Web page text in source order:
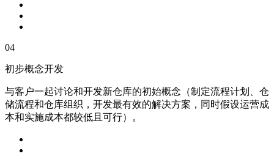
04
初步概念开发
与客户一起讨论和开发新仓库的初始概念（制定流程计划、仓
储流程和仓库组织，开发最有效的解决方案，同时假设运营成
本和实施成本都较低且可行）。